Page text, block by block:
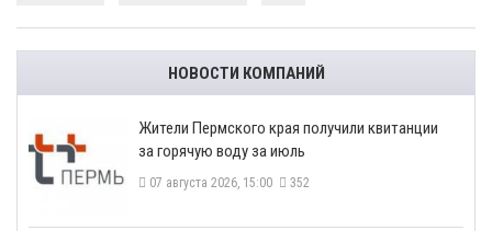
НОВОСТИ КОМПАНИЙ
​Жители Пермского края получили квитанции
за горячую воду за июль
07 августа 2026, 15:00 352